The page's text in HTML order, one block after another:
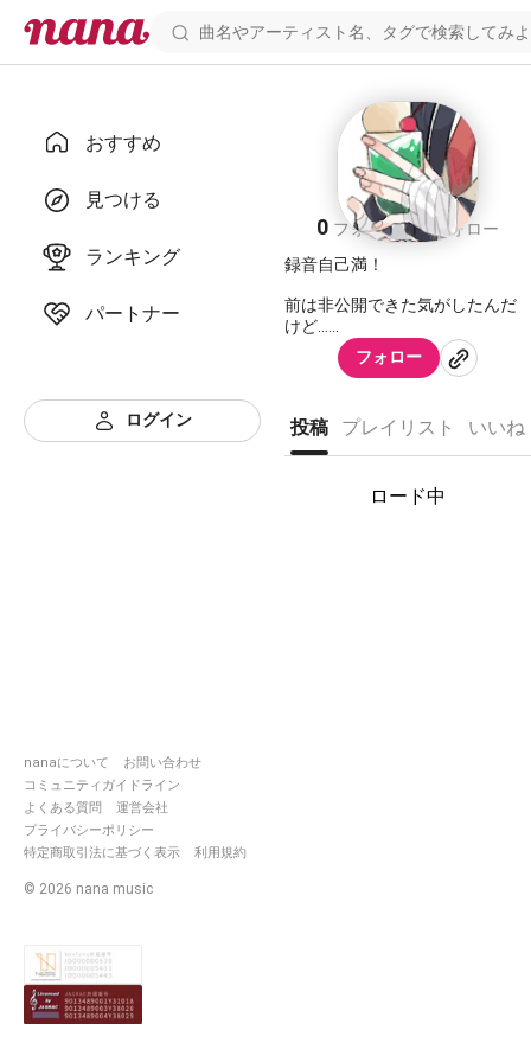
おすすめ
見つける
ランキング
パートナー
ログイン
nanaについて
お問い合わせ
コミュニティガイドライン
よくある質問
運営会社
プライバシーポリシー
特定商取引法に基づく表示
利用規約
© 2026 nana music
喜梦田
0 フォロワー2 フォロー
録音自己満！
前は非公開できた気がしたんだ
けど…
フォロー
投稿 プレイリスト いいね
ロード中